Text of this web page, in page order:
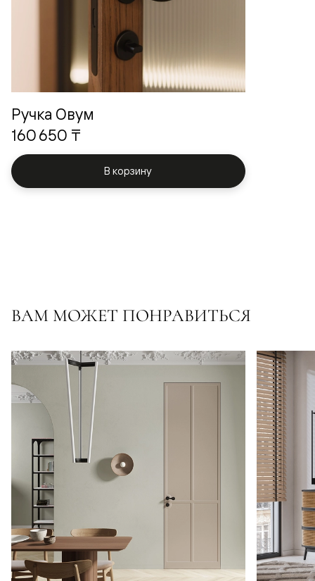
Ручка Овум
160 650 ₸
В корзину
ВАМ МОЖЕТ ПОНРАВИТЬСЯ